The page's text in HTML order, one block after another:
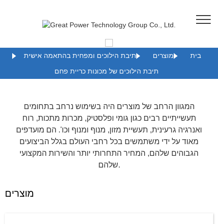
בית מוצרים
תיבת הילוכים ומפחית בהתאמה אישית
תיבת הילוכים של מכונות כריית פחם
המגוון הרחב של מוצרים היה בשימוש נרחב בתחומים
תעשייתיים רבים כגון גומי ופלסטיק, מכרות מתכות, רוח
ואנרגיה גרעינית, תעשיית מזון, מנוף ומנוף וכו'. הם מועדפים
מאוד על ידי משתמשים בכל רחבי העולם בגלל הביצועים
הגבוהים שלהם, המחיר התחרותי יותר והשירות המקצועי
שלהם.
מוצרים